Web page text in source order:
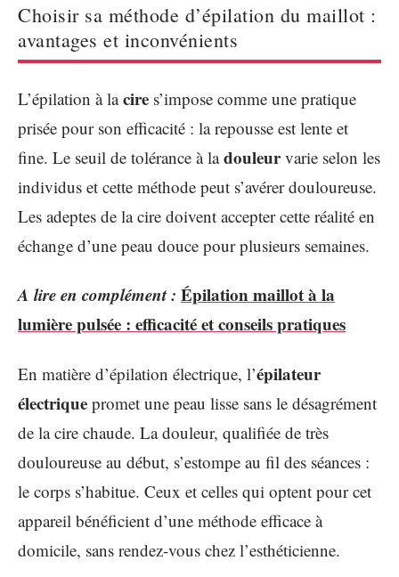
Choisir sa méthode d’épilation du maillot :
avantages et inconvénients
L’épilation à lacire s’impose comme une pratique
prisée pour son efficacité : la repousse est lente et
fine. Le seuil de tolérance à ladouleurvarie selon les
individus et cette méthode peut s’avérer douloureuse.
Les adeptes de la cire doivent accepter cette réalité en
échange d’une peau douce pour plusieurs semaines.
A lire en complément : Épilation maillot à la
lumière pulsée : efficacité et conseils pratiques
En matière d’épilation électrique, l’épilateur
électrique promet une peau lisse sans le désagrément
de la cire chaude. La douleur, qualifiée de très
douloureuse au début, s’estompe au fil des séances :
le corps s’habitue. Ceux et celles qui optent pour cet
appareil bénéficient d’une méthode efficace à
domicile, sans rendez-vous chez l’esthéticienne.